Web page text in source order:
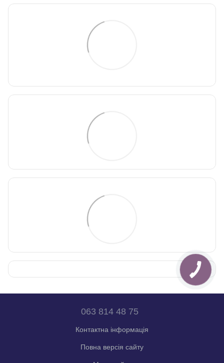
063 814 48 75
Контактна інформація
Повна версія сайту